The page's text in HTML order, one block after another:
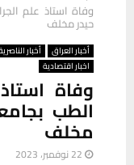
وفاة استاذ علم
حيدر مخلف
أخبار العراق أخبار
اخبار اقتصادية
وفاة
الطب
مخلف
22 نوفمبر، 2023